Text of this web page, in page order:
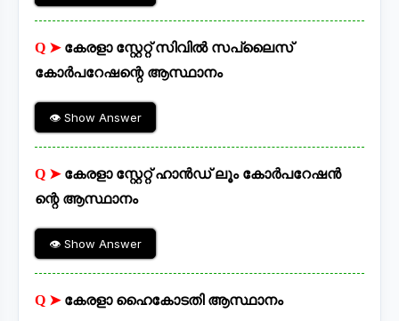
Q ➤ കേരളാ സ്റ്റേറ്റ് സിവിൽ സപ്ലൈസ്
കോർപറേഷന്റെ ആസ്ഥാനം
👁 Show Answer
Q ➤ കേരളാ സ്റ്റേറ്റ് ഹാൻഡ്‌ ലൂം കോർപറേഷൻ
ന്റെ ആസ്ഥാനം
👁 Show Answer
Q ➤ കേരളാ ഹൈകോടതി ആസ്ഥാനം